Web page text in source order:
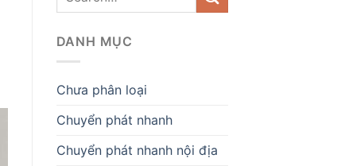
DANH MỤC
Chưa phân loại
Chuyển phát nhanh
Chuyển phát nhanh nội địa